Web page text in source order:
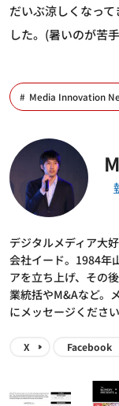
だいぶ涼しくなっ
した。(暑いのが苦
Media Innovation
デジタルメディア大
会社イード。1984年
アを立ち上げ、その
業統括やM&Aなど。
にメッセージください
X Facebook